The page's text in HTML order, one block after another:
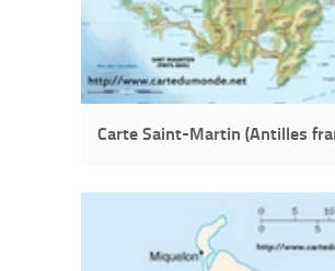
Carte Saint-Martin (Antilles